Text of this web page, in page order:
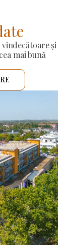
și
mai bună